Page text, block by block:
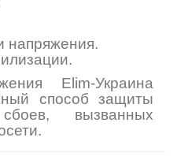
напряжения.
Elim-Украина
способ защиты
вызванных